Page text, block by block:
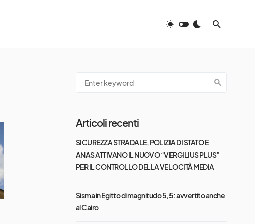
Articoli recenti
SICUREZZA STRADALE, POLIZIA DI STATO E
ANAS ATTIVANO IL NUOVO “VERGILIUS PLUS”
PER IL CONTROLLO DELLA VELOCITÀ MEDIA
Sisma in Egitto di magnitudo 5,5: avvertito anche
al Cairo